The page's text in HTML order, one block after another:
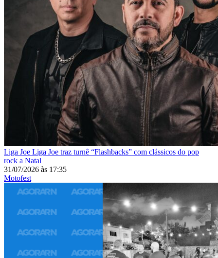
Liga Joe Liga Joe traz turnê “Flashbacks” com clássicos do pop
rock a Natal
31/07/2026 às 17:35
Motofest